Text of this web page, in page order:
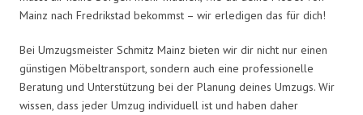
Mainz nach Fredrikstad bekommst – wir erledigen das für dich!
Bei Umzugsmeister Schmitz Mainz bieten wir dir nicht nur einen
günstigen Möbeltransport, sondern auch eine professionelle
Beratung und Unterstützung bei der Planung deines Umzugs. Wir
wissen, dass jeder Umzug individuell ist und haben daher